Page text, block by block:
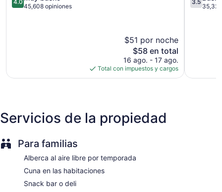
1858 metros cuadrados de espacio para eventos
Camastros en la alberca
Servicio de recepción las 24 horas
Check-out exprés
Personal multilingüe
Resguardo de equipaje
Asistencia turística y para la compra de entradas
Las
de
4.0
45,608 opiniones
$51 por noche
El
precio
actual
es
$58 en total
16 ago. - 17 ago.
Total con impuestos y cargos
Park
de
3.5
Servicios de la propiedad
Para familias
Alberca al aire libre por temporada
Cuna en las habitaciones
Snack bar o deli